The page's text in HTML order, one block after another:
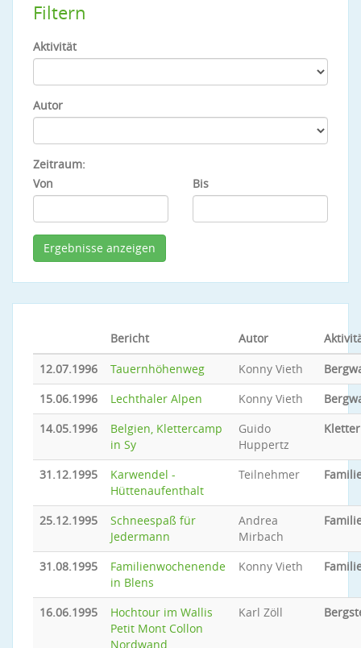
Filtern
Aktivität
Autor
Zeitraum:
Von
Bis
Bericht Autor
12.07.1996
Tauernhöhenweg Konny Vieth
15.06.1996
Lechthaler Alpen Konny Vieth
14.05.1996
Belgien, Klettercamp
in Sy
Guido
Huppertz
31.12.1995
Karwendel -
Hüttenaufenthalt
Teilnehmer
25.12.1995
Schneespaß für
Jedermann
Andrea
Mirbach
31.08.1995
Familienwochenende
in Blens
Konny Vieth
16.06.1995
Hochtour im Wallis
Petit Mont Collon
Nordwand
Karl Zöll